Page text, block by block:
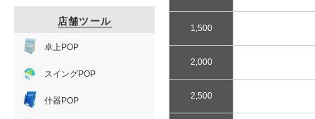
1,500
2,000
2,500
店舗ツール
卓上POP
スイングPOP
什器POP